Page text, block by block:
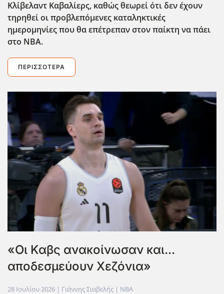
Κλίβελαντ Καβαλίερς, καθώς θεωρεί ότι δεν έχουν
τηρηθεί οι προβλεπόμενες καταληκτικές
ημερομηνίες που θα επέτρεπαν στον παίκτη να πάει
στο ΝΒΑ.
ΠΕΡΙΣΣΌΤΕΡΑ
«Οι Καβς ανακοίνωσαν και...
αποδεσμεύουν Χεζόνια»
28 Ιουλίου 2026 | Γιάννης Σιαβελής | NBA